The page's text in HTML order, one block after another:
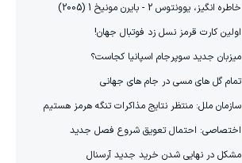
خاطره انگیز، یوونتوس 2 - بایرن مونیخ 1 (2005)
اولین کارت قرمز نسل زد فوتبال جهان!
میزبان جدید سوپرجام اسپانیا کجاست؟
تمام گل های مسی در جام های جهانی
سازمان ملل: منتظر نتایج مذاکرات تنگه هرمز هستیم
اختصاصی: احتمال تعویق شروع فصل جدید
مشکل در نهایی شدن خرید جدید آرسنال